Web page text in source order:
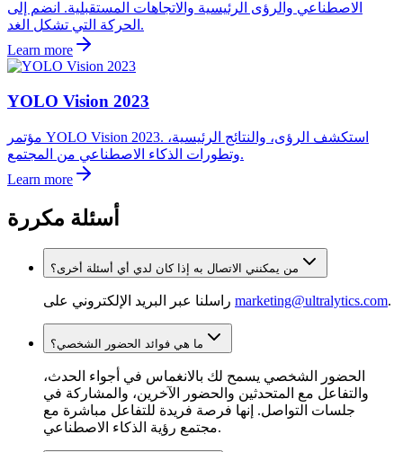
الاصطناعي والرؤى الرئيسية والاتجاهات المستقبلية. انضم إلى
الحركة التي تشكل الغد.
Learn more
YOLO Vision 2023
مؤتمر YOLO Vision 2023. استكشف الرؤى، والنتائج الرئيسية،
وتطورات الذكاء الاصطناعي من المجتمع.
Learn more
أسئلة مكررة
من يمكنني الاتصال به إذا كان لدي أي أسئلة أخرى؟
marketing@ultralytics.com.
ما هي فوائد الحضور الشخصي؟
الحضور الشخصي يسمح لك بالانغماس في أجواء الحدث،
والتفاعل مع المتحدثين والحضور الآخرين، والمشاركة في
جلسات التواصل. إنها فرصة فريدة للتفاعل مباشرة مع
مجتمع رؤية الذكاء الاصطناعي.